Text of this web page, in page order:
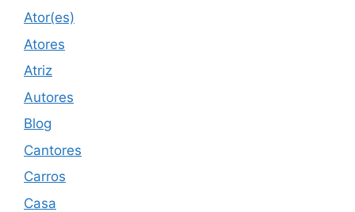
Ator(es)
Atores
Atriz
Autores
Blog
Cantores
Carros
Casa